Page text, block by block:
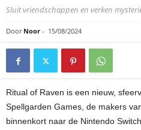
Sluit vriendschappen en verken
Door Noor - 15/08/2024
Ritual of Raven is een nieuw,
Spellgarden Games, de makers
binnenkort naar de Nintendo